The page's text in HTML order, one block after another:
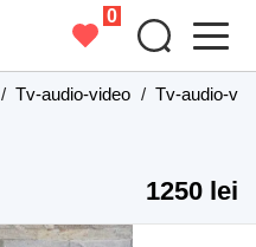
0
/ Tv-audio-video / Tv-audio-
1250 lei